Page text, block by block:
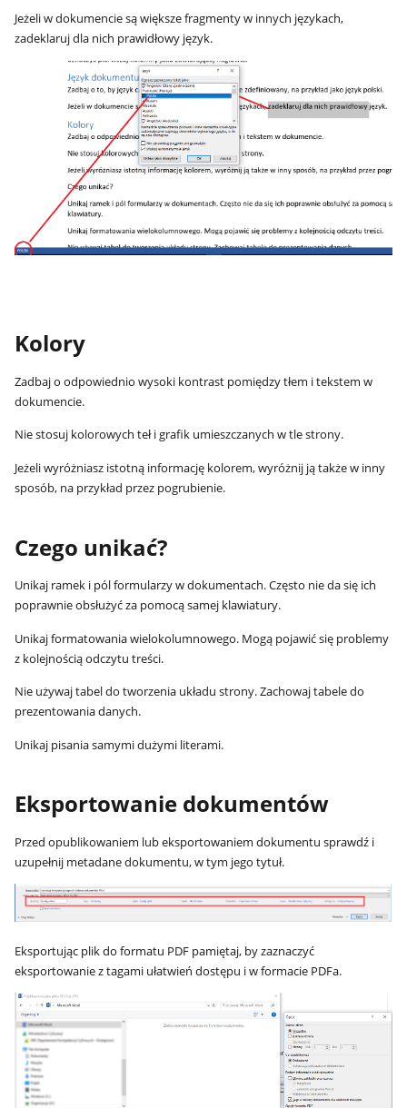
Jeżeli w dokumencie są większe fragmenty w innych językach,
zadeklaruj dla nich prawidłowy język.
Kolory
Zadbaj o odpowiednio wysoki kontrast pomiędzy tłem i tekstem w
dokumencie.
Nie stosuj kolorowych teł i grafik umieszczanych w tle strony.
Jeżeli wyróżniasz istotną informację kolorem, wyróżnij ją także w inny
sposób, na przykład przez pogrubienie.
Czego unikać?
Unikaj ramek i pól formularzy w dokumentach. Często nie da się ich
poprawnie obsłużyć za pomocą samej klawiatury.
Unikaj formatowania wielokolumnowego. Mogą pojawić się problemy
z kolejnością odczytu treści.
Nie używaj tabel do tworzenia układu strony. Zachowaj tabele do
prezentowania danych.
Unikaj pisania samymi dużymi literami.
Eksportowanie dokumentów
Przed opublikowaniem lub eksportowaniem dokumentu sprawdź i
uzupełnij metadane dokumentu, w tym jego tytuł.
Eksportując plik do formatu PDF pamiętaj, by zaznaczyć
eksportowanie z tagami ułatwień dostępu i w formacie PDFa.